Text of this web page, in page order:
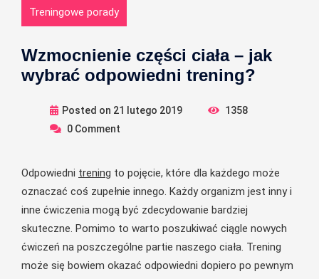
Treningowe porady
Wzmocnienie części ciała – jak
wybrać odpowiedni trening?
Posted on 21 lutego 2019
1358
0 Comment
Odpowiedni trening to pojęcie, które dla każdego może
oznaczać coś zupełnie innego. Każdy organizm jest inny i
inne ćwiczenia mogą być zdecydowanie bardziej
skuteczne. Pomimo to warto poszukiwać ciągle nowych
ćwiczeń na poszczególne partie naszego ciała. Trening
może się bowiem okazać odpowiedni dopiero po pewnym